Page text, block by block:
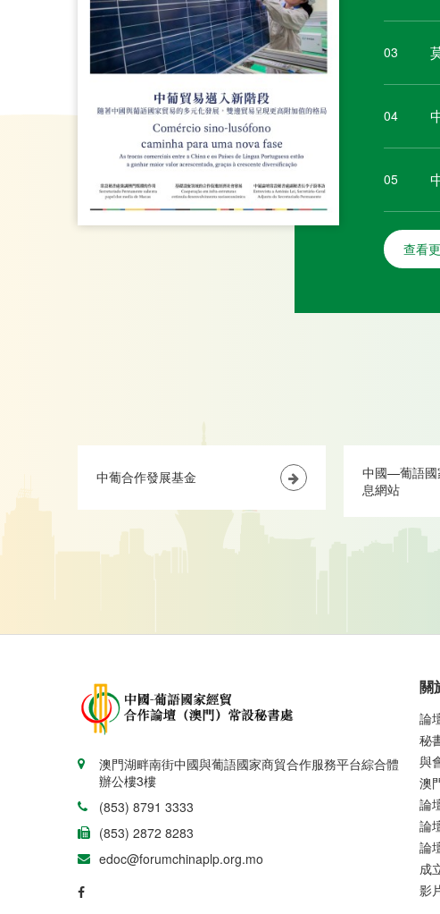
03
04
05
查看
中葡合作發展基金
中國—葡語國
息網站
澳門湖畔南街中國與葡語國家商貿合作服務平台綜合體
辦公樓3樓
(853) 8791 3333
(853) 2872 8283
edoc@forumchinaplp.org.mo
關
論
秘
與
澳
論
論
論
成
影